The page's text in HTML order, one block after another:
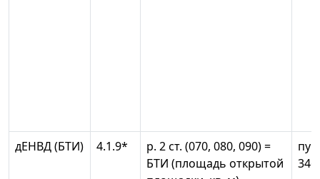
дЕНВД (БТИ) 4.1.9*
р. 2 ст. (070, 080, 090) =
БТИ (площадь открытой